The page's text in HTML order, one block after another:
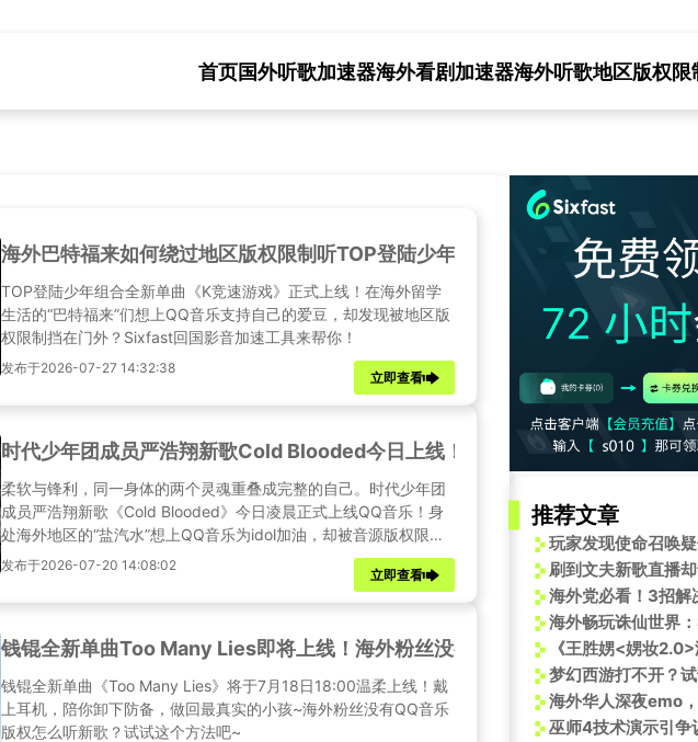
首页国外听歌加速器海外看剧加速器海外听歌地区版权限
海外巴特福来如何绕过地区版权限制听TOP登陆少年组合全新单曲K竞速游戏？
TOP登陆少年组合全新单曲《K竞速游戏》正式上线！在海外留学
生活的“巴特福来”们想上QQ音乐支持自己的爱豆，却发现被地区版
权限制挡在门外？Sixfast回国影音加速工具来帮你！
发布于2026-07-27 14:32:38
立即查看
时代少年团成员严浩翔新歌Cold Blooded今日上线！海外盐汽水如何解除音源
柔软与锋利，同一身体的两个灵魂重叠成完整的自己。时代少年团
成员严浩翔新歌《Cold Blooded》今日凌晨正式上线QQ音乐！身
处海外地区的“盐汽水”想上QQ音乐为idol加油，却被音源版权限制
挡在门外怎么办？一招教你轻松绕开QQ音乐海外地区版权限制，轻
发布于2026-07-20 14:08:02
立即查看
钱锟全新单曲Too Many Lies即将上线！海外粉丝没有QQ音乐版权怎么听歌？
钱锟全新单曲《Too Many Lies》将于7月18日18:00温柔上线！戴
上耳机，陪你卸下防备，做回最真实的小孩~海外粉丝没有QQ音乐
版权怎么听新歌？试试这个方法吧~
推荐文章
梦幻西游打不开？